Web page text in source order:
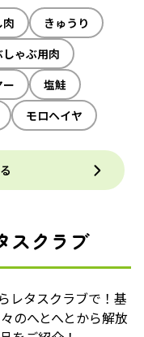
きゅうり
ゃぶ用肉
ー
塩鮭
モロヘイヤ
スクラブ
レタスクラブで！基
のへとへとから解放